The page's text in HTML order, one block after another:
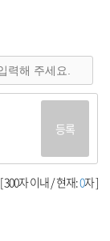
등록
[ 300자 이내 / 현재:0자 ]